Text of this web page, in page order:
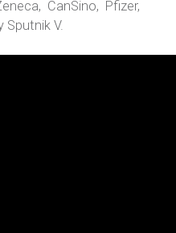
CanSino, Pfizer,
Sputnik V.